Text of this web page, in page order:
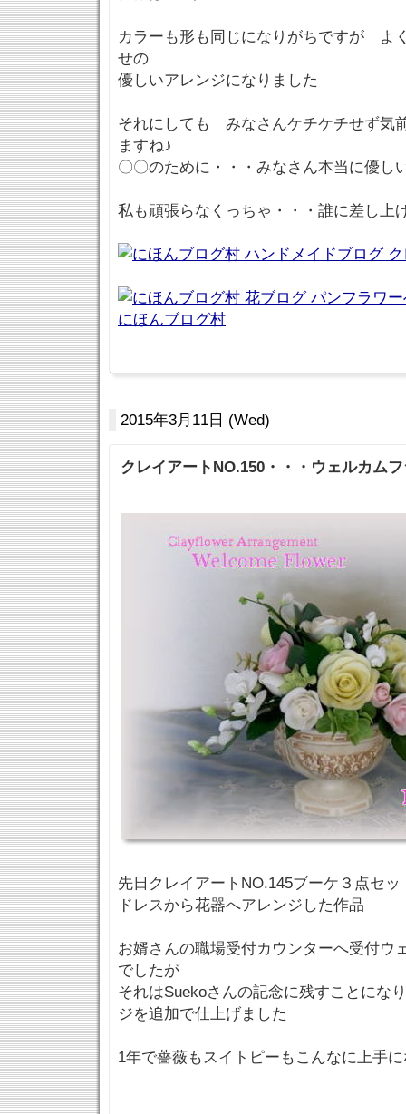
カラーも形も同じになりがちですが よ
せの
優しいアレンジになりました
それにしても みなさんケチケチせず気
ますね♪
〇〇のために・・・みなさん本当に優し
私も頑張らなくっちゃ・・・誰に差し上
にほんブログ村
2015年3月11日 (Wed)
クレイアートNO.150・・・ウェルカム
先日クレイアートNO.145ブーケ３点セ
ドレスから花器へアレンジした作品
お婿さんの職場受付カウンターへ受付ウ
でしたが
それはSuekoさんの記念に残すことに
ジを追加で仕上げました
1年で薔薇もスイトピーもこんなに上手